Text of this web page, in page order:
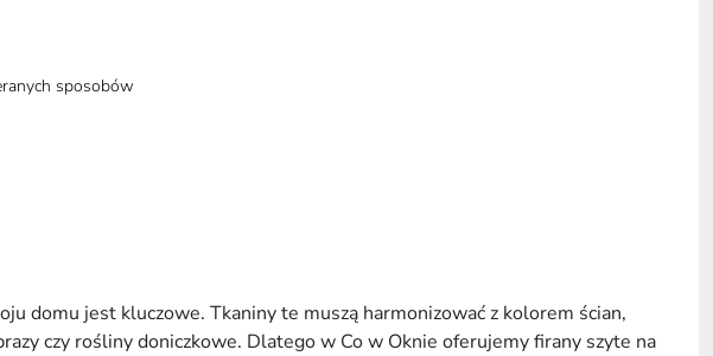
sposobów
domu jest kluczowe. Tkaniny te muszą harmonizować z kolorem ścian,
czy rośliny doniczkowe. Dlatego w Co w Oknie oferujemy firany szyte na